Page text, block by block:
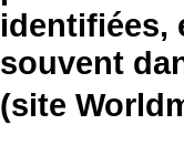
identifiées,
souvent
(site